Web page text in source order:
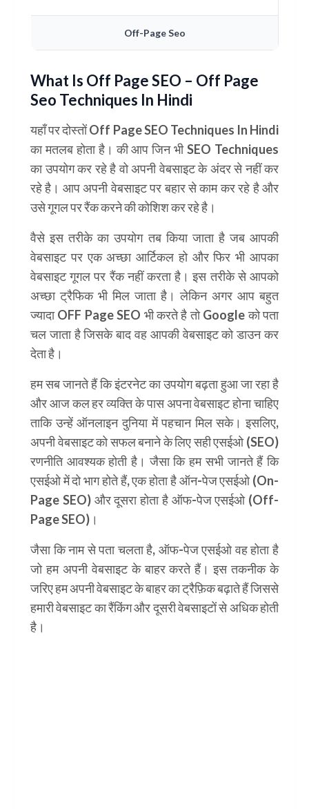
Off-Page Seo
What Is Off Page SEO – Off Page
Seo Techniques In Hindi
यहाँ पर दोस्तों Off Page SEO Techniques In Hindi
का मतलब होता है। की आप जिन भी SEO Techniques
का उपयोग कर रहे है वो अपनी वेबसाइट के अंदर से नहीं कर
रहे है। आप अपनी वेबसाइट पर बहार से काम कर रहे है और
उसे गूगल पर रैंक करने की कोशिश कर रहे है।
वैसे इस तरीके का उपयोग तब किया जाता है जब आपकी
वेबसाइट पर एक अच्छा आर्टिकल हो और फिर भी आपका
वेबसाइट गूगल पर रैंक नहीं करता है। इस तरीके से आपको
अच्छा ट्रैफिक भी मिल जाता है। लेकिन अगर आप बहुत
ज्यादा OFF Page SEO भी करते है तो Google को पता
चल जाता है जिसके बाद वह आपकी वेबसाइट को डाउन कर
देता है।
हम सब जानते हैं कि इंटरनेट का उपयोग बढ़ता हुआ जा रहा है
और आज कल हर व्यक्ति के पास अपना वेबसाइट होना चाहिए
ताकि उन्हें ऑनलाइन दुनिया में पहचान मिल सके। इसलिए,
अपनी वेबसाइट को सफल बनाने के लिए सही एसईओ (SEO)
रणनीति आवश्यक होती है। जैसा कि हम सभी जानते हैं कि
एसईओ में दो भाग होते हैं, एक होता है ऑन-पेज एसईओ (On-
Page SEO) और दूसरा होता है ऑफ-पेज एसईओ (Off-
Page SEO)।
जैसा कि नाम से पता चलता है, ऑफ-पेज एसईओ वह होता है
जो हम अपनी वेबसाइट के बाहर करते हैं। इस तकनीक के
जरिए हम अपनी वेबसाइट के बाहर का ट्रैफ़िक बढ़ाते हैं जिससे
हमारी वेबसाइट का रैंकिंग और दूसरी वेबसाइटों से अधिक होती
है।